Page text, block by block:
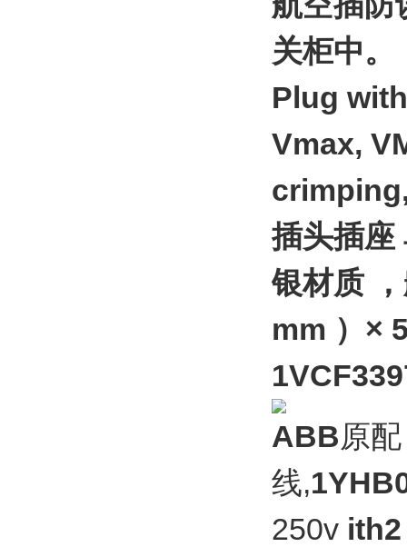
关柜中。
Plug
Vmax,
插头插座
银材质
mm ）×
ABB原
线,
250v